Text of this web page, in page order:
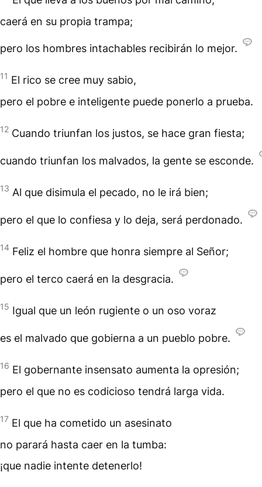
caerá en su propia trampa;
pero los hombres intachables recibirán lo mejor.
11 El rico se cree muy sabio,
pero el pobre e inteligente puede ponerlo a prueba.
12 Cuando triunfan los justos, se hace gran fiesta;
cuando triunfan los malvados, la gente se esconde.
13 Al que disimula el pecado, no le irá bien;
pero el que lo confiesa y lo deja, será perdonado.
14 Feliz el hombre que honra siempre al Señor;
pero el terco caerá en la desgracia.
15 Igual que un león rugiente o un oso voraz
es el malvado que gobierna a un pueblo pobre.
16 El gobernante insensato aumenta la opresión;
pero el que no es codicioso tendrá larga vida.
17 El que ha cometido un asesinato
no parará hasta caer en la tumba:
¡que nadie intente detenerlo!